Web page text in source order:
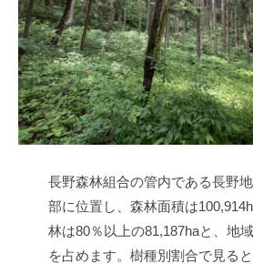
長野森林組合の管内である長野
部に位置し、森林面積は
林は80％以上の81,187haと、地
を占めます。樹種別割合で見る